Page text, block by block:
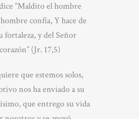
“Maldito el hombre
confía, Y hace de
fortaleza, y del Señor
(Jr. 17,5)
que estemos solos,
nos ha enviado a su
que entrego su vida